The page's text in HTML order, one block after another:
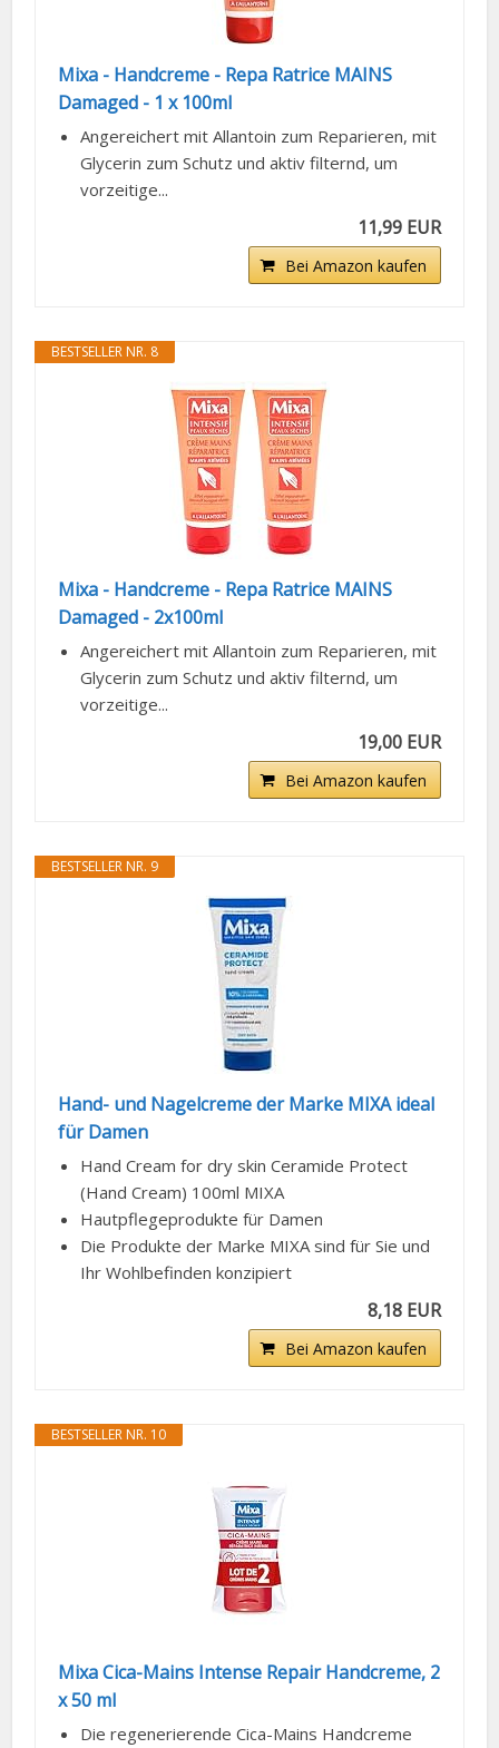
Mixa - Handcreme - Repa Ratrice MAINS
Damaged - 1 x 100ml
Angereichert mit Allantoin zum Reparieren, mit
Glycerin zum Schutz und aktiv filternd, um
vorzeitige...
11,99 EUR
Bei Amazon kaufen
BESTSELLER NR. 8
Mixa - Handcreme - Repa Ratrice MAINS
Damaged - 2x100ml
Angereichert mit Allantoin zum Reparieren, mit
Glycerin zum Schutz und aktiv filternd, um
vorzeitige...
19,00 EUR
Bei Amazon kaufen
BESTSELLER NR. 9
Hand- und Nagelcreme der Marke MIXA ideal
für Damen
Hand Cream for dry skin Ceramide Protect
(Hand Cream) 100ml MIXA
Hautpflegeprodukte für Damen
Die Produkte der Marke MIXA sind für Sie und
Ihr Wohlbefinden konzipiert
8,18 EUR
Bei Amazon kaufen
BESTSELLER NR. 10
Mixa Cica-Mains Intense Repair Handcreme, 2
x 50 ml
Die regenerierende Cica-Mains Handcreme